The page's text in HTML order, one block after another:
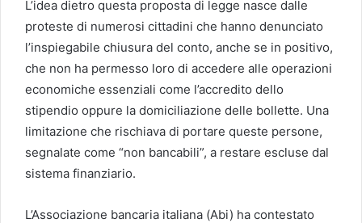
L’idea dietro questa proposta di legge nasce dalle
proteste di numerosi cittadini che hanno denunciato
l’inspiegabile chiusura del conto, anche se in positivo,
che non ha permesso loro di accedere alle operazioni
economiche essenziali come l’accredito dello
stipendio oppure la domiciliazione delle bollette. Una
limitazione che rischiava di portare queste persone,
segnalate come “non bancabili”, a restare escluse dal
sistema finanziario.
L’Associazione bancaria italiana (Abi) ha contestato